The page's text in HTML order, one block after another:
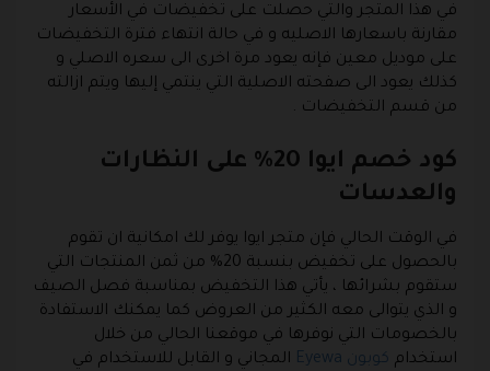
في هذا المتجر والتي حصلت على تخفيضات في الأسعار
مقارنة باسعارها الاصليه و في حالة انتهاء فترة التخفيضات
على موديل معين فإنه يعود مرة اخرى الى سعره الاصلي و
كذلك يعود الى صفحته الاصلية التي ينتمي إليها ويتم ازالته
من قسم التخفيضات .
كود خصم ايوا 20% على النظارات
والعدسات
في الوقت الحالي فإن متجر ايوا يوفر لك امكانية ان تقوم
بالحصول على تخفيض بنسبة 20% من ثمن المنتجات التي
ستقوم بشرائها ، يأتي هذا التخفيض بمناسبة فصل الصيف
و الذي يتوالى معه الكثير من العروض كما يمكنك الاستفادة
بالخصومات التي نوفرها في موقعنا الحالي من خلال
استخدام كوبون Eyewa
المجاني و القابل للاستخدام في